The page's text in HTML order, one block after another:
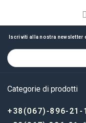
Iscriviti alla nostra
Categorie di prodotti
+38(067)-896-21-